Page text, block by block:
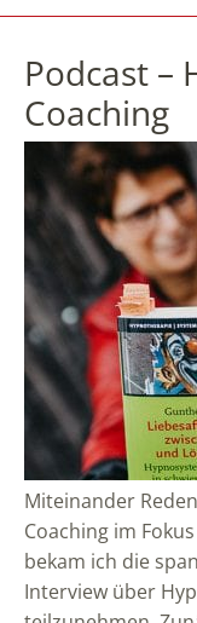
Podcast –
Coaching
Miteinander
Coaching im
bekam ich die
Interview über